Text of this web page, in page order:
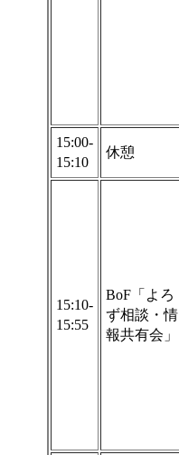
15:00-
15:10
休憩
15:10-
15:55
BoF「よろ
ず相談・情
報共有会」